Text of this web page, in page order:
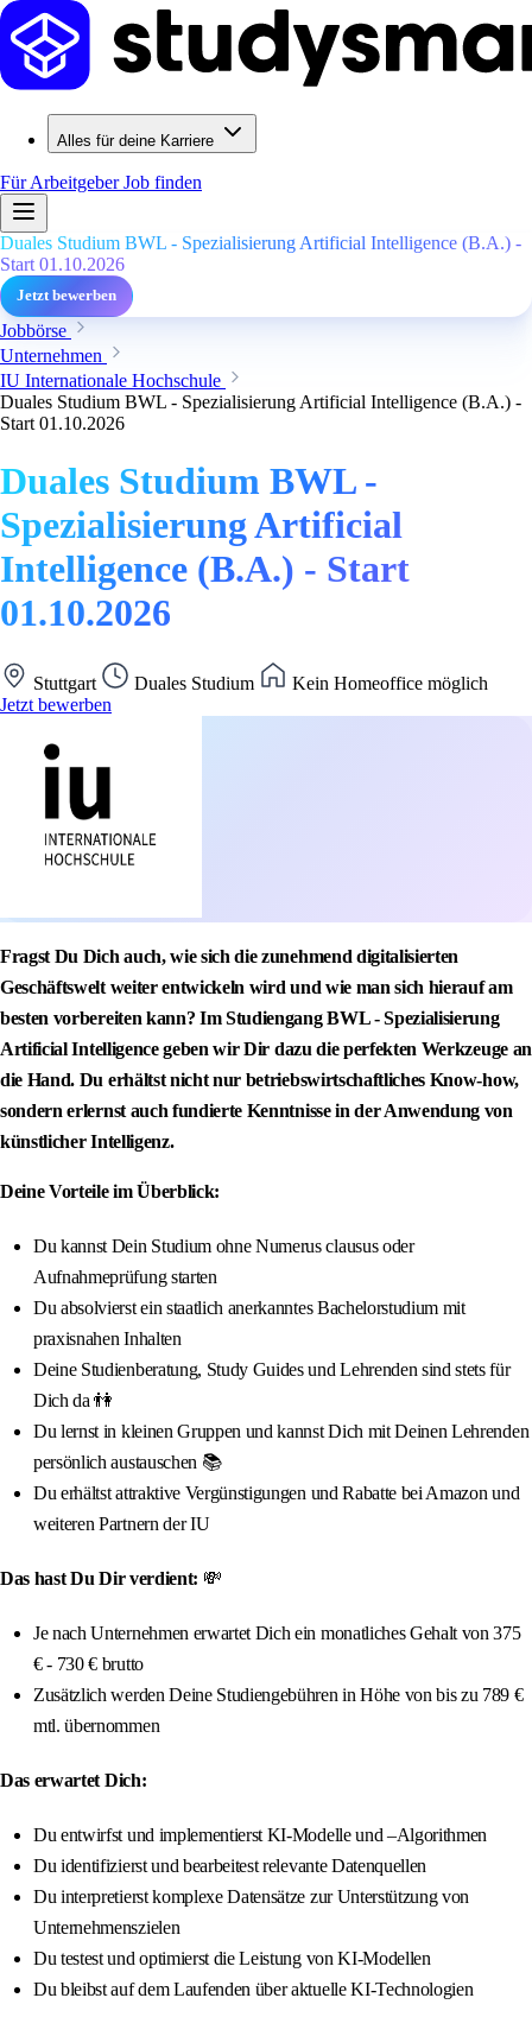
Alles für deine Karriere
Für ArbeitgeberJob finden
Duales Studium BWL - Spezialisierung Artificial Intelligence (B.A.) -
Start 01.10.2026
Jetzt bewerben
Jobbörse
Unternehmen
IU Internationale Hochschule
Duales Studium BWL - Spezialisierung Artificial Intelligence (B.A.) -
Start 01.10.2026
Duales Studium BWL -
Spezialisierung Artificial
Intelligence (B.A.) - Start
01.10.2026
Stuttgart Duales Studium
Kein Homeoffice möglich
Jetzt bewerben
Fragst Du Dich auch, wie sich die zunehmend digitalisierten
Geschäftswelt weiter entwickeln wird und wie man sich hierauf am
besten vorbereiten kann? Im Studiengang BWL - Spezialisierung
Artificial Intelligence geben wir Dir dazu die perfekten Werkzeuge an
die Hand. Du erhältst nicht nur betriebswirtschaftliches Know-how,
sondern erlernst auch fundierte Kenntnisse in der Anwendung von
künstlicher Intelligenz.
Deine Vorteile im Überblick:
Du kannst Dein Studium ohne Numerus clausus oder
Aufnahmeprüfung starten
Du absolvierst ein staatlich anerkanntes Bachelorstudium mit
praxisnahen Inhalten
Deine Studienberatung, Study Guides und Lehrenden sind stets für
Dich da 👫
Du lernst in kleinen Gruppen und kannst Dich mit Deinen Lehrenden
persönlich austauschen 📚
Du erhältst attraktive Vergünstigungen und Rabatte bei Amazon und
weiteren Partnern der IU
Das hast Du Dir verdient: 💸
Je nach Unternehmen erwartet Dich ein monatliches Gehalt von 375
€ - 730 € brutto
Zusätzlich werden Deine Studiengebühren in Höhe von bis zu 789 €
mtl. übernommen
Das erwartet Dich:
Du entwirfst und implementierst KI-Modelle und –Algorithmen
Du identifizierst und bearbeitest relevante Datenquellen
Du interpretierst komplexe Datensätze zur Unterstützung von
Unternehmenszielen
Du testest und optimierst die Leistung von KI-Modellen
Du bleibst auf dem Laufenden über aktuelle KI-Technologien